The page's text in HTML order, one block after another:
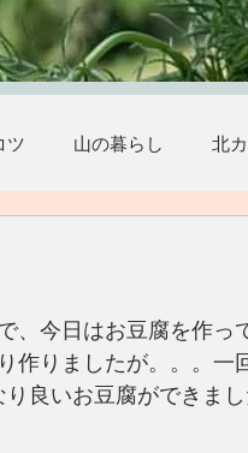
ツ 山の暮らし 北
カフェ Living Ohana
今日はお豆腐を作っ
作りましたが。。。一
良いお豆腐ができまし